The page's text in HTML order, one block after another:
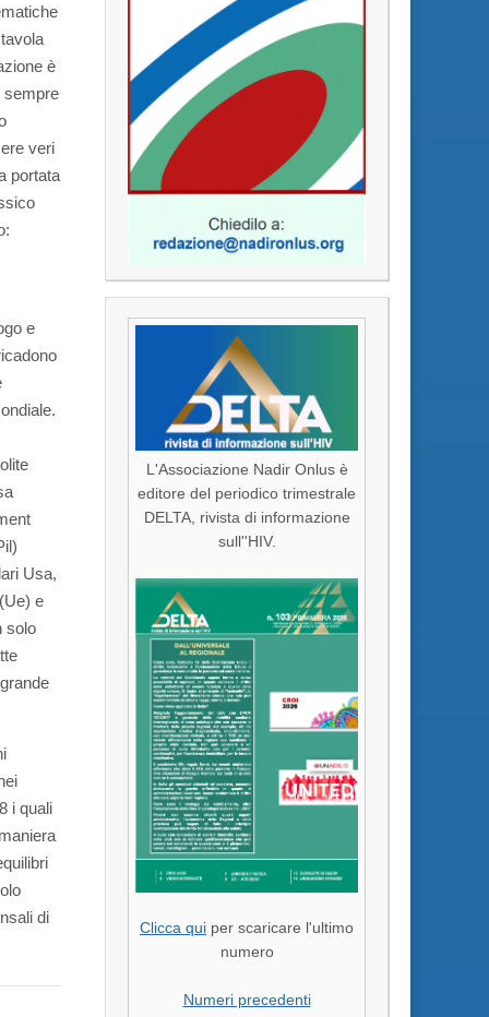
è
sempre
veri
portata
e
Usa,
e
solo
i quali
di
L'Associazione Nadir Onlus è
editore del periodico trimestrale
DELTA, rivista di informazione
sull''HIV.
Clicca qui per scaricare l'ultimo
numero
Numeri precedenti